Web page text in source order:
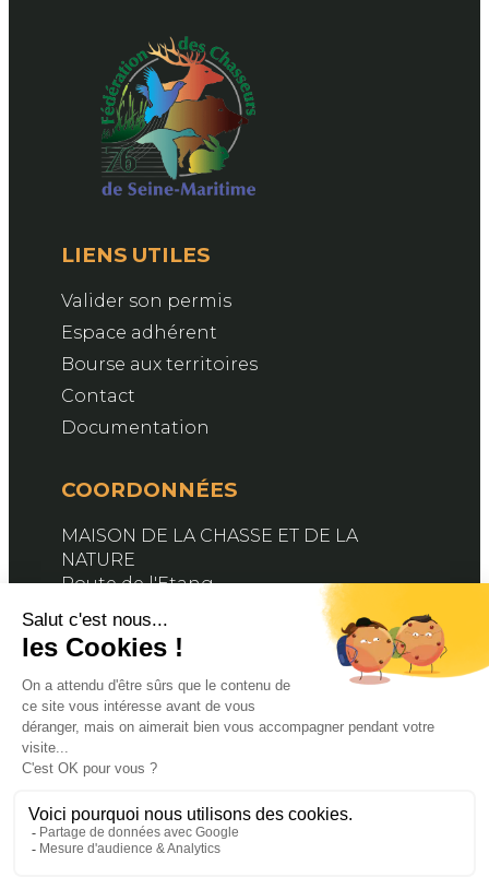
LIENS UTILES
Valider son permis
Espace adhérent
Bourse aux territoires
Contact
Documentation
COORDONNÉES
MAISON DE LA CHASSE ET DE LA
NATURE
Route de l'Etang
76890 BELLEVILLE-EN-CAUX
Contactez-nous
SUIVEZ-NOUS
Facebook
X
© 2024 FDC76. PROPULSÉ PAR MAGINA. TOUS